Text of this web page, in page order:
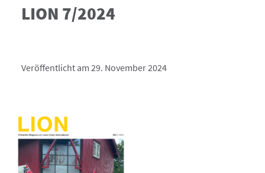
LION 7/2024
Veröffentlicht am 29. November 2024